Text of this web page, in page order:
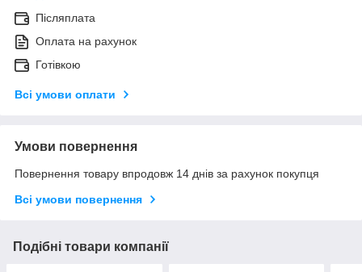
Післяплата
Оплата на рахунок
Готівкою
Всі умови оплати
Умови повернення
Повернення товару впродовж 14 днів за рахунок покупця
Всі умови повернення
Подібні товари компанії